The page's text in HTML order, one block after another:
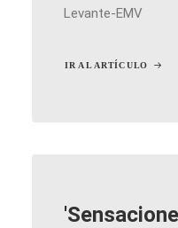
Levante-EMV
IR AL ARTÍCULO